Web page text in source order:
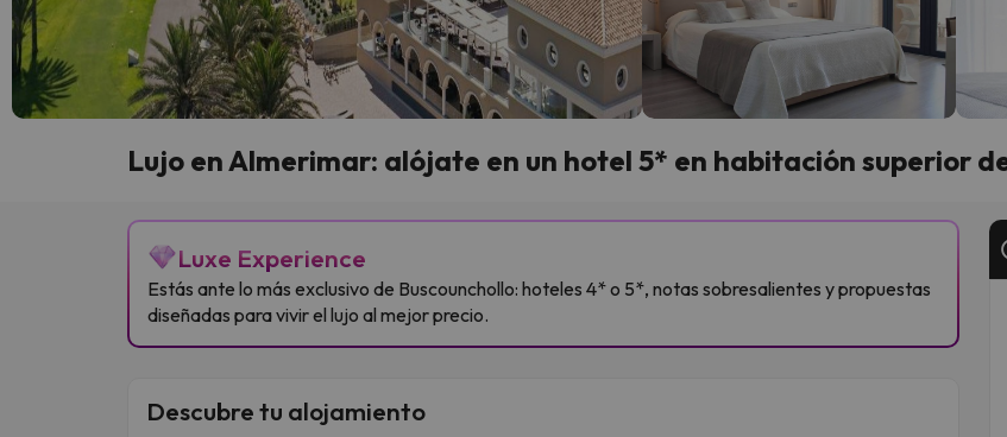
Lujo en Almerimar: alójate en un hotel 5* en habitación superior
Luxe Experience
Estás ante lo más exclusivo de Buscounchollo: hoteles 4* o 5*, notas sobresalientes y propuestas
diseñadas para vivir el lujo al mejor precio.
Descubre tu alojamiento